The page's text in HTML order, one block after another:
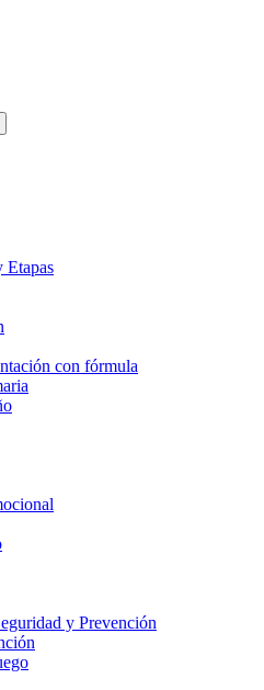
Etapas
con fórmula
y Prevención